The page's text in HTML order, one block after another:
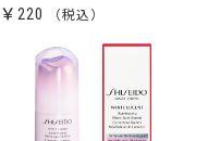
￥220